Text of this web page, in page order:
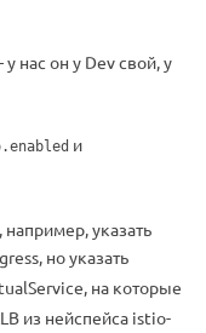
нас он у Dev свой, у
и
указать
но указать
на которые
из нейспейса istio-